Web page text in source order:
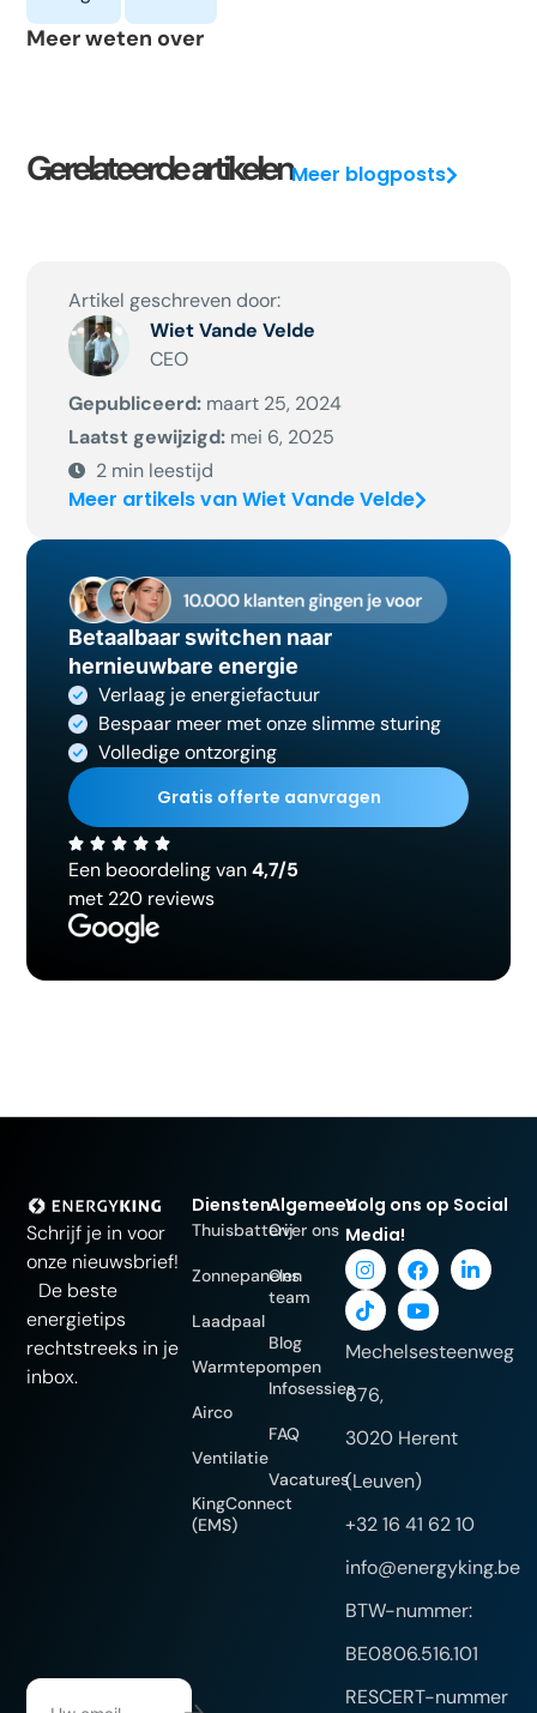
Meer weten over
Gerelateerde artikelenMeer blogposts
Artikel geschreven door:
Wiet Vande Velde
CEO
Gepubliceerd: maart 25, 2024
Laatst gewijzigd: mei 6, 2025
2 min leestijd
Meer artikels van Wiet Vande Velde
Betaalbaar switchen naar
hernieuwbare energie
Verlaag je energiefactuur
Bespaar meer met onze slimme sturing
Volledige ontzorging
Gratis offerte aanvragen
Een beoordeling van4,7/5
met 220 reviews
Schrijf je in voor
onze nieuwsbrief!
De beste
energietips
rechtstreeks in je
inbox.
Diensten
Thuisbatterij
Zonnepanelen
Laadpaal
Warmtepompen
Airco
Ventilatie
KingConnect
(EMS)
Algemeen
Over ons
Ons
team
Blog
Infosessies
FAQ
Vacatures
Volg ons op Social
Media!
Mechelsesteenweg
676,
3020 Herent
(Leuven)
+32 16 41 62 10
info@energyking.be
BTW-nummer:
BE0806.516.101
RESCERT-nummer